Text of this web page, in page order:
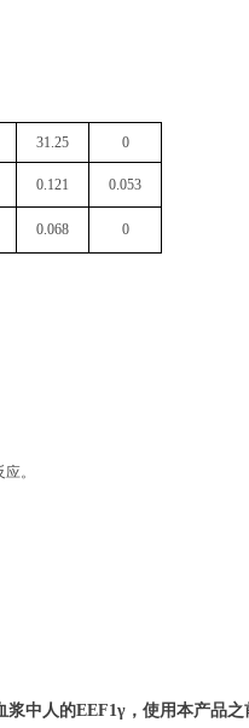
31.25 0
0.121 0.053
0.068 0
。
浆中 人的EEF1γ ，使用本产品之